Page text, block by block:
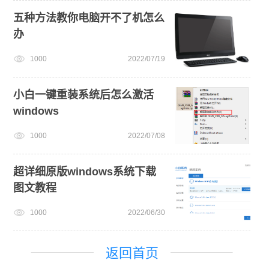
五种方法教你电脑开不了机怎么
办
1000 2022/07/19
小白一键重装系统后怎么激活
windows
1000 2022/07/08
超详细原版windows系统下载
图文教程
1000 2022/06/30
返回首页